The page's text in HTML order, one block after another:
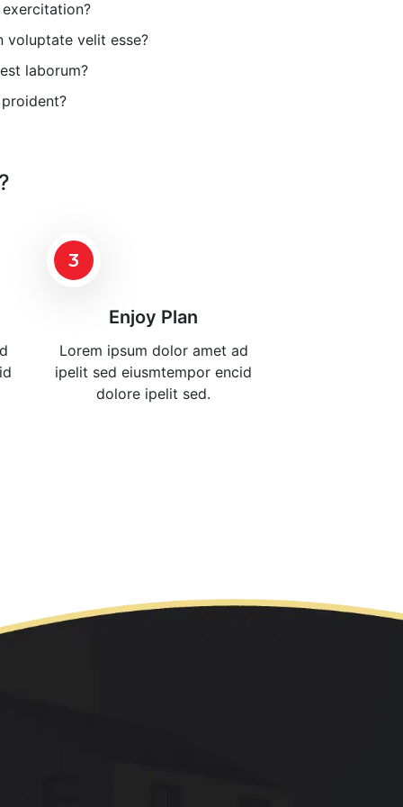
voluptate velit esse?
laborum?
3
Enjoy Plan
Lorem ipsum dolor amet ad
ipelit sed eiusmtempor encid
dolore ipelit sed.